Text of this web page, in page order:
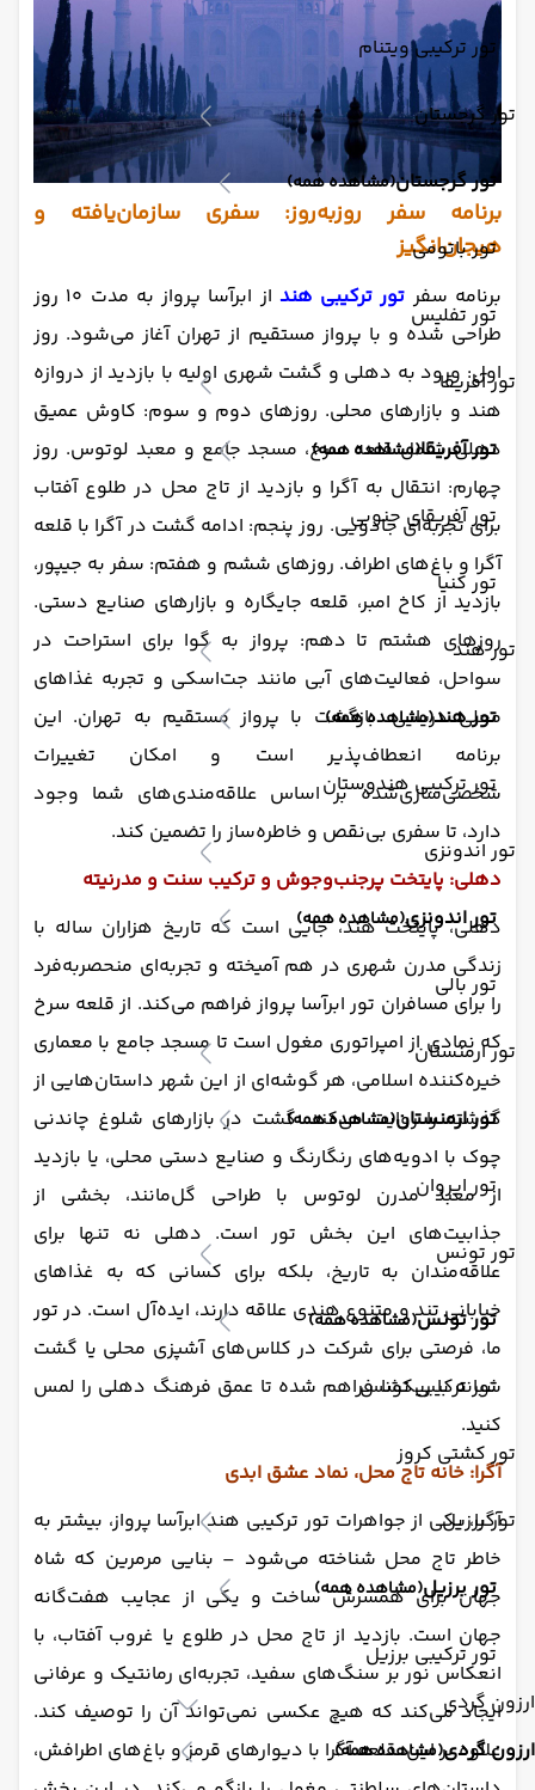
تور ترکیبی ویتنام
تور گرجستان
تور گرجستان(مشاهده همه)
تور باتومی
تور تفلیس
تور آفریقا
تور آفریقا(مشاهده همه)
تور آفریقای جنوبی
تور کنیا
تور هند
تور هند(مشاهده همه)
تور ترکیبی هندوستان
تور اندونزی
تور اندونزی(مشاهده همه)
تور بالی
تور ارمنستان
تور ارمنستان(مشاهده همه)
تور ایروان
تور تونس
تور تونس(مشاهده همه)
تور ترکیبی تونس
تور کشتی کروز
تور برزیل
تور برزیل(مشاهده همه)
تور ترکیبی برزیل
ارزون گردی
ارزون گردی(مشاهده همه)
برنامه سفر روزبه‌روز: سفری سازمان‌یافته و
هیجان‌انگیز
برنامه سفر تور ترکیبی هند
از ابرآسا پرواز به مدت ۱۰ روز
طراحی شده و با پرواز مستقیم از تهران آغاز می‌شود. روز
اول: ورود به دهلی و گشت شهری اولیه با بازدید از دروازه
هند و بازارهای محلی. روزهای دوم و سوم: کاوش عمیق
دهلی شامل قلعه سرخ، مسجد جامع و معبد لوتوس. روز
چهارم: انتقال به آگرا و بازدید از تاج محل در طلوع آفتاب
برای تجربه‌ای جادویی. روز پنجم: ادامه گشت در آگرا با قلعه
آگرا و باغ‌های اطراف. روزهای ششم و هفتم: سفر به جیپور،
بازدید از کاخ امبر، قلعه جایگاره و بازارهای صنایع دستی.
روزهای هشتم تا دهم: پرواز به گوا برای استراحت در
سواحل، فعالیت‌های آبی مانند جت‌اسکی و تجربه غذاهای
محلی دریایی. بازگشت با پرواز مستقیم به تهران. این
برنامه انعطاف‌پذیر است و امکان تغییرات
شخصی‌سازی‌شده بر اساس علاقه‌مندی‌های شما وجود
دارد، تا سفری بی‌نقص و خاطره‌ساز را تضمین کند.
دهلی: پایتخت پرجنب‌وجوش و ترکیب سنت و مدرنیته
دهلی، پایتخت هند، جایی است که تاریخ هزاران ساله با
زندگی مدرن شهری در هم آمیخته و تجربه‌ای منحصربه‌فرد
را برای مسافران تور ابرآسا پرواز فراهم می‌کند. از قلعه سرخ
که نمادی از امپراتوری مغول است تا مسجد جامع با معماری
خیره‌کننده اسلامی، هر گوشه‌ای از این شهر داستان‌هایی از
گذشته را روایت می‌کند. گشت در بازارهای شلوغ چاندنی
چوک با ادویه‌های رنگارنگ و صنایع دستی محلی، یا بازدید
از معبد مدرن لوتوس با طراحی گل‌مانند، بخشی از
جذابیت‌های این بخش تور است. دهلی نه تنها برای
علاقه‌مندان به تاریخ، بلکه برای کسانی که به غذاهای
خیابانی تند و متنوع هندی علاقه دارند، ایده‌آل است. در تور
ما، فرصتی برای شرکت در کلاس‌های آشپزی محلی یا گشت
شبانه با ریکشا فراهم شده تا عمق فرهنگ دهلی را لمس
کنید.
آگرا: خانه تاج محل، نماد عشق ابدی
آگرا، یکی از جواهرات تور ترکیبی هند ابرآسا پرواز، بیشتر به
خاطر تاج محل شناخته می‌شود – بنایی مرمرین که شاه
جهان برای همسرش ساخت و یکی از عجایب هفت‌گانه
جهان است. بازدید از تاج محل در طلوع یا غروب آفتاب، با
انعکاس نور بر سنگ‌های سفید، تجربه‌ای رمانتیک و عرفانی
ایجاد می‌کند که هیچ عکسی نمی‌تواند آن را توصیف کند.
علاوه بر این، قلعه آگرا با دیوارهای قرمز و باغ‌های اطرافش،